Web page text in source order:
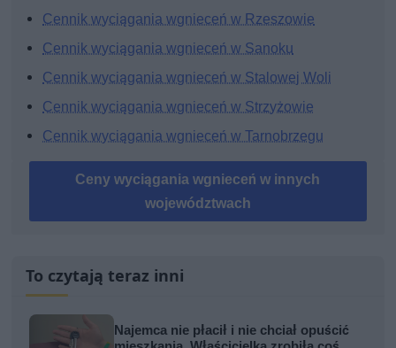
Cennik wyciągania wgnieceń w Rzeszowie
Cennik wyciągania wgnieceń w Sanoku
Cennik wyciągania wgnieceń w Stalowej Woli
Cennik wyciągania wgnieceń w Strzyżowie
Cennik wyciągania wgnieceń w Tarnobrzegu
Ceny wyciągania wgnieceń w innych
województwach
To czytają teraz inni
Najemca nie płacił i nie chciał opuścić